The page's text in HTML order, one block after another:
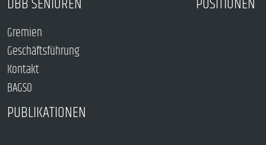
Gremien
Geschäftsführung
Kontakt
BAGSO
PUBLIKATIONEN